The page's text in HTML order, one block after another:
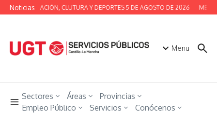
Saltar al contenido
Noticias
DE EDUCACIÓN, CLUTURA Y DEPORTES 5 DE AGOSTO DE 2026 MESA
Menu
Sectores Áreas
Provincias
Empleo Público
Servicios Conócenos